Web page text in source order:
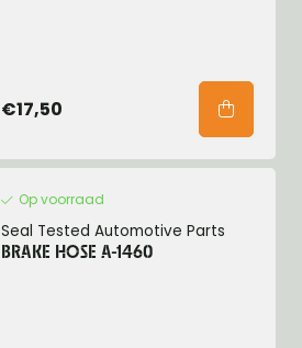
€17,50
Op voorraad
Seal Tested Automotive Parts
BRAKE HOSE A-1460